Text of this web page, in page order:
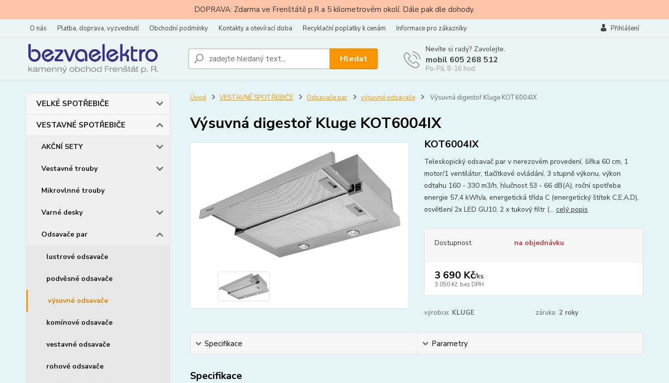
DOPRAVA: Zdarma ve Frenštátě p.R a 5 kilometrovém okolí. Dále pak dle dohody.
O nás Platba, doprava, vyzvednutí Obchodní podmínky Kontakty a otevírací doba Recyklační poplatky k cenám Informace pro zákazníky Přihlášení
Hledat
Nevíte si rady? Zavolejte.
mobil 605 268 512
Po-Pá, 8-16 hod.
VELKÉ SPOTŘEBIČE
VESTAVNÉ SPOTŘEBIČE
AKČNÍ SETY
Vestavné trouby
Mikrovlnné trouby
Varné desky
Odsavače par
lustrové odsavače
podvěsné odsavače
výsuvné odsavače
komínové odsavače
vestavné odsavače
rohové odsavače
Úvod VESTAVNÉ SPOTŘEBIČE Odsavače par výsuvné odsavače Výsuvná digestoř Kluge KOT6004IX
Výsuvná digestoř Kluge KOT6004IX
KOT6004IX
Teleskopický odsavač par v nerezovém provedení, šířka 60 cm, 1
motor/1 ventilátor, tlačítkové ovládání, 3 stupně výkonu, výkon
odtahu 160 - 330 m3/h, hlučnost 53 - 66 dB(A), roční spotřeba
energie 57,4 kWh/a, energetická třída C (energetický štítek C,E,A,D),
osvětlení 2x LED GU10, 2 x tukový filtr (... celý popis
Dostupnost na objednávku
3 690 Kč/ks
3 050 Kč bez DPH
výrobce: KLUGE záruka: 2 roky
Specifikace Parametry
Specifikace